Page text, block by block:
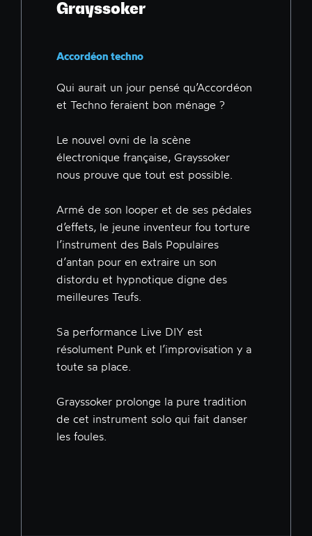
Grayssoker
Accordéon techno
Qui aurait un jour pensé qu’Accordéon
et Techno feraient bon ménage ?
Le nouvel ovni de la scène
électronique française, Grayssoker
nous prouve que tout est possible.
Armé de son looper et de ses pédales
d’effets, le jeune inventeur fou torture
l’instrument des Bals Populaires
d’antan pour en extraire un son
distordu et hypnotique digne des
meilleures Teufs.
Sa performance Live DIY est
résolument Punk et l’improvisation y a
toute sa place.
Grayssoker prolonge la pure tradition
de cet instrument solo qui fait danser
les foules.